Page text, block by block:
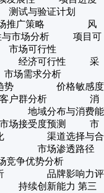
验证计划
推广策略 风
性与市场分析 项目可
市场可行性
济可行性 采
市场需求分析
趋势 价格敏感度
户群分析 消
域分布与消费能
受度预测 市
化 渠道选择与合
市场渗透路径
竞争优势分析
析 品牌影响力评
创新能力 第三